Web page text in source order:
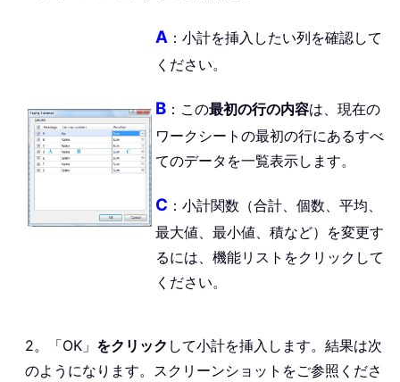
A ：小計を挿入したい列を確認して
ください。
B ：この最初の行の内容は、現在の
ワークシートの最初の行にあるすべ
てのデータを一覧表示します。
C ：小計関数（合計、個数、平均、
最大値、最小値、積など）を変更す
るには、機能リストをクリックして
ください。
2。「OK」 をクリック して小計を挿入します。結果は次
のようになります。スクリーンショットをご参照くださ